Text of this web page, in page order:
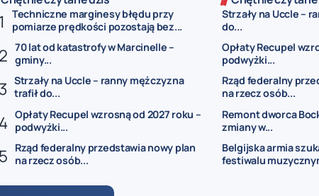
Techniczne marginesy błędu przy
pomiarze prędkości pozostają bez...
70 lat od katastrofy w Marcinelle –
gminy...
Strzały na Uccle – ranny mężczyzna
trafił do...
Opłaty Recupel wzrosną od 2027 roku –
podwyżki...
Rząd federalny przedstawia nowy plan
na rzecz osób...
Strzały na Uccle –
do...
Opłaty Recupel
podwyżki...
Rząd federalny
na rzecz osób...
Remont dworca
zmiany w...
Belgijska armia
festiwalu